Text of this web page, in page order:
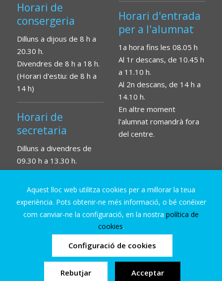
Horari de
consergeria
Dilluns a dijous de 8 h a
20.30 h.
Divendres de 8 h a 18 h.
(Horari d'estiu: de 8 h a
14 h)
Horari de
secretaria
Dilluns a divendres de
09.30 h a 13.30 h.
Horari d'entrada
per a l'alumnat
1a hora fins les 08.05 h
Al 1r descans, de 10.45 h
a 11.10 h.
Al 2n descans, de 14 h a
14.10 h.
En altre moment
l'alumnat romandrà fora
del centre.
© IES Pere Boïl 2026·Configuració de cookies
legal·Política de cookies·Política de privacitat
Aquest lloc web utilitza cookies per a millorar la teua
experiència. Pots obtenir-ne més informació, o bé conéixer
com canviar-ne la configuració, en la nostra política de
cookies.
Configuració de cookies
Rebutjar Acceptar